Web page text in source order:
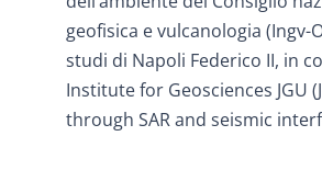
geofisica e vulcanologia
studi di Napoli Federico II, in
Institute for Geosciences JGU
through SAR and seismic